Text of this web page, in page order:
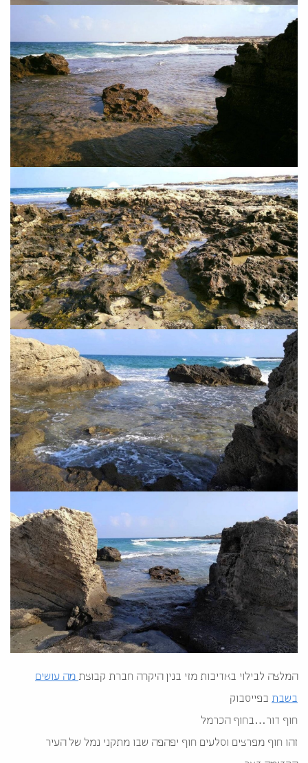
המלצה לבילוי באדיבות מזי בנין היקרה חברת קבוצתמה עושים
בשבת בפייסבוק
חוף דור…בחוף הכרמל
זהו חוף מפרצים וסלעים חוף יפהפה שבו מתקני נמל של העיר